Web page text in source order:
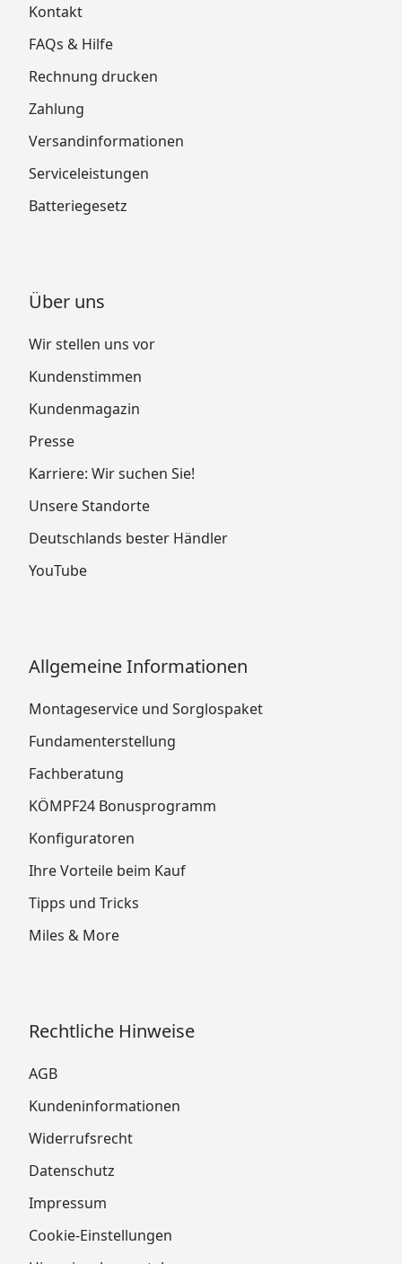
Kontakt
FAQs & Hilfe
Rechnung drucken
Zahlung
Versandinformationen
Serviceleistungen
Batteriegesetz
Über uns
Wir stellen uns vor
Kundenstimmen
Kundenmagazin
Presse
Karriere: Wir suchen Sie!
Unsere Standorte
Deutschlands bester Händler
YouTube
Allgemeine Informationen
Montageservice und Sorglospaket
Fundamenterstellung
Fachberatung
KÖMPF24 Bonusprogramm
Konfiguratoren
Ihre Vorteile beim Kauf
Tipps und Tricks
Miles & More
Rechtliche Hinweise
AGB
Kundeninformationen
Widerrufsrecht
Datenschutz
Impressum
Cookie-Einstellungen